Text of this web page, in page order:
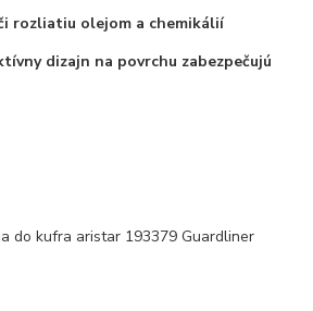
rozliatiu olejom a chemikálií
dizajn na povrchu zabezpečujú